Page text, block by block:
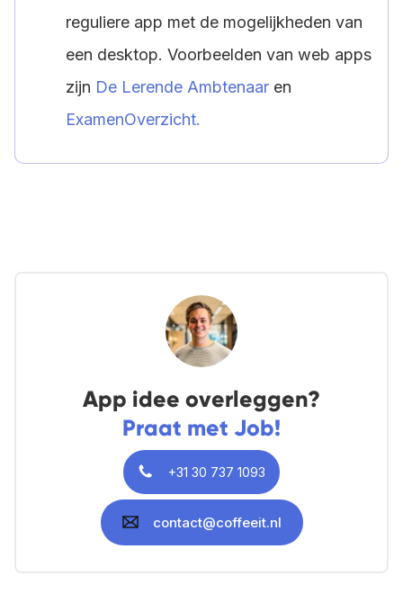
reguliere app met de mogelijkheden van
een desktop. Voorbeelden van web apps
zijn De Lerende Ambtenaar en
ExamenOverzicht.
App idee overleggen?
Praat met Job!
+31 30 737 1093
contact@coffeeit.nl